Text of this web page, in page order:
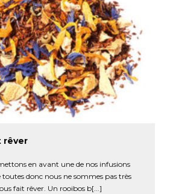
rêver
en avant une de nos infusions
toutes donc nous ne sommes pas très
fait rêver. Un rooibos b[...]